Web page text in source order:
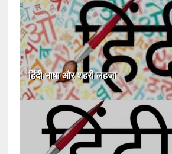
हिंदी भाषा और शहरी लहजा